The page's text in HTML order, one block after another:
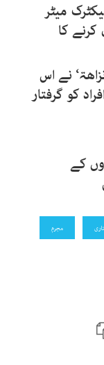
کو اندراج کیے بغیر 2 الیکٹرک میٹر
کا
نے اس
افراد کو گرفتار
کے
مجرم